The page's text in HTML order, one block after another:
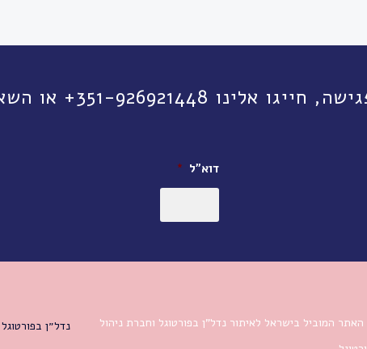
926921448+ או השאירו פרטים:
דוא״ל *
המוביל בישראל לאיתור נדל”ן בפורטוגל וחברת ניהול
נדל״ן בפורטוגל